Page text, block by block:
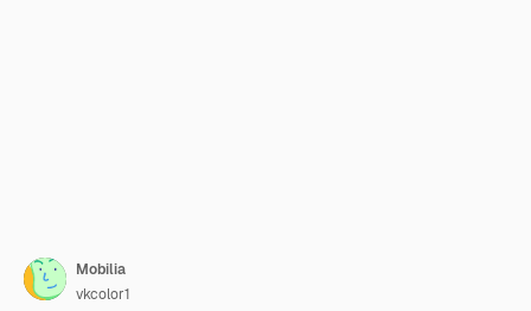
Mobilia
vkcolor1